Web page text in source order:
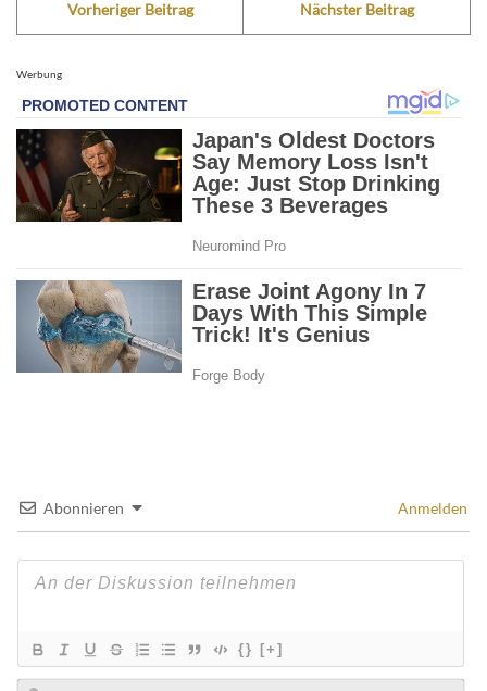
Vorheriger Beitrag Nächster Beitrag
Werbung
Abonnieren Anmelden
{} [+]